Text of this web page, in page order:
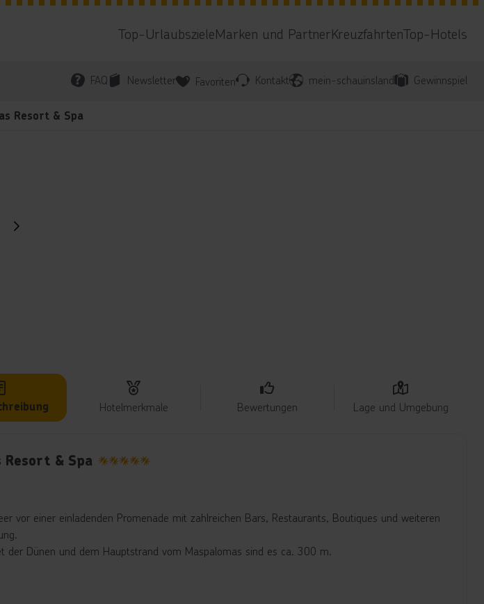
Top-UrlaubszieleMarken und PartnerKreuzfahrtenTop-Hotels
FAQ Newsletter Favoriten Kontakt mein-schauinsland Gewinnspiel
Resort & Spa
Hotelmerkmale Bewertungen Lage und Umgebung
Resort & Spa
vor einer einladenden Promenade mit zahlreichen Bars, Restaurants, Boutiques und weiteren
der Dünen und dem Hauptstrand vom Maspalomas sind es ca. 300 m.